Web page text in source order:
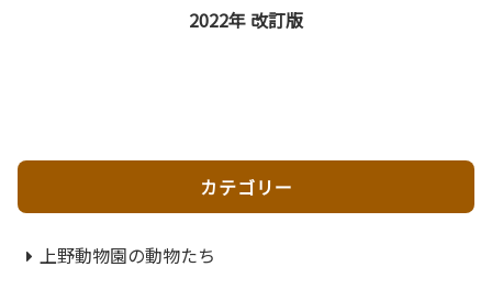
2022年 改訂版
カテゴリー
上野動物園の動物たち